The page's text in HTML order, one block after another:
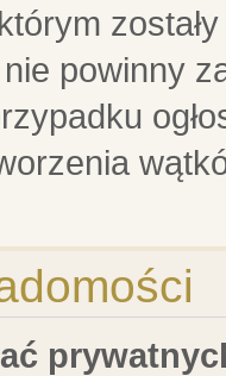
powinny